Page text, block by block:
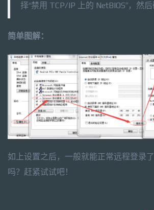
择“禁用 TCP/IP 上的 NetBIOS”，然
简单图解：
如上设置之后，一般就能正常远程登录
吗？赶紧试试吧！